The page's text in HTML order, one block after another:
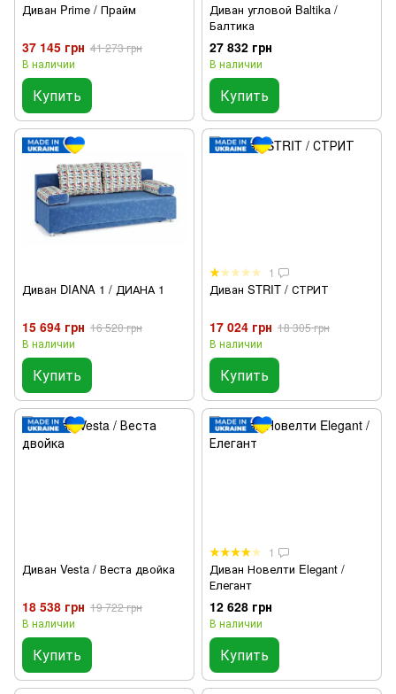
Диван Prime / Прайм
37 145 грн 41 273 грн
В наличии
Купить
Диван угловой Baltika /
Балтика
27 832 грн
В наличии
Купить
Диван DIANA 1 / ДИАНА 1
15 694 грн 16 520 грн
В наличии
Купить
1
Диван STRIT / СТРИТ
17 024 грн 18 305 грн
В наличии
Купить
Диван Vesta / Веста двойка
18 538 грн 19 722 грн
В наличии
Купить
1
Диван Новелти Elegant /
Елегант
12 628 грн
В наличии
Купить